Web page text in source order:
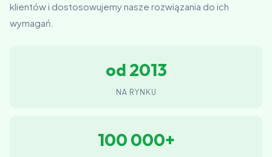
klientów i dostosowujemy nasze rozwiązania do ich
wymagań.
od 2013
NA RYNKU
100 000+